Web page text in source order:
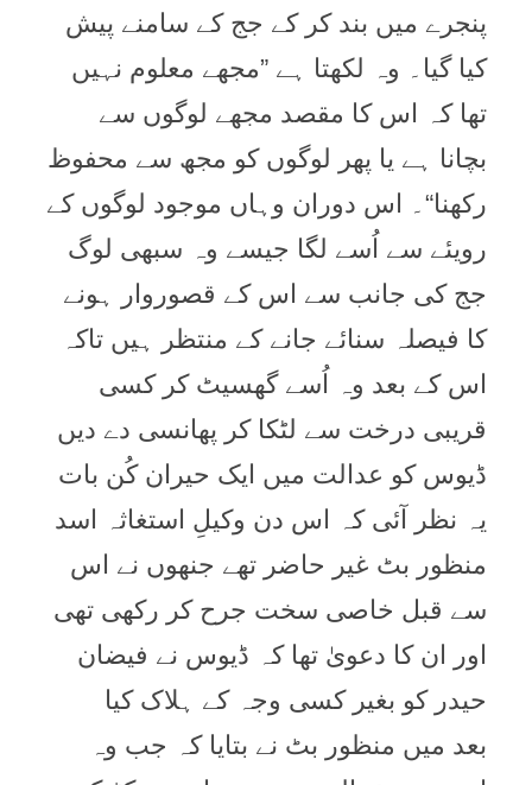
پنجرے میں بند کر کے جج کے سامنے پیش
کیا گیا۔ وہ لکھتا ہے ”مجھے معلوم نہیں
تھا کہ اس کا مقصد مجھے لوگوں سے
بچانا ہے یا پھر لوگوں کو مجھ سے محفوظ
رکھنا“۔ اس دوران وہاں موجود لوگوں کے
رویئے سے اُسے لگا جیسے وہ سبھی لوگ
جج کی جانب سے اس کے قصوروار ہونے
کا فیصلہ سنائے جانے کے منتظر ہیں تاکہ
اس کے بعد وہ اُسے گھسیٹ کر کسی
قریبی درخت سے لٹکا کر پھانسی دے دیں
ڈیوس کو عدالت میں ایک حیران کُن بات
یہ نظر آئی کہ اس دن وکیلِ استغاثہ اسد
منظور بٹ غیر حاضر تھے جنھوں نے اس
سے قبل خاصی سخت جرح کر رکھی تھی
اور ان کا دعویٰ تھا کہ ڈیوس نے فیضان
حیدر کو بغیر کسی وجہ کے ہلاک کیا
بعد میں منظور بٹ نے بتایا کہ جب وہ